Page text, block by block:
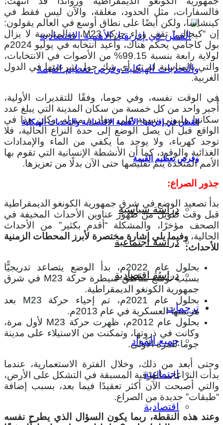
القطن في إفريقيا: الأهمية الاقتصادية والتحديات الهيكلية
وفرص تعظيم القيمة
دراسة سياسية
دراسة اجتماعية
دراسة اقتصادية
ترجمات
جميع المواد
اجتماعية
اقتصادية
فالسفارات، مثل الحدود، مغلقة، والآن ليس فقط في
كينشاسا، ولكن أيضًا على نطاق أوسع في العالم يقولون:
إن “كيجالي” تقف وراء حركة M23، وبالمناسبة لا يزال
بول كاجامي يحكم هناك، وأُعيد انتخابه في يوليو 2024م
لولاية رابعة بنسبة 99.15% من الأصوات في الانتخابات،
والتي بالمناسبة لم تثر أي شك حول شرعيتها في الدول
الغربية.
في الوقت نفسه، وفي جوما، وفقًا للتقديرات الأولية،
أُجبر واحد من كل خمسة من سكان المدينة التي يبلغ عدد
سكانها مليوني نسمة على مغادرة منزله، وكان هذا في
الواقع قبل أن يصل الوضع إلى حدة النزاع الحالية، فلا
توجد كهرباء، ولا يوجد ما يكفي من الماء والإمدادات
الغذائية والوقود، كما أن الأنشطة الإنسانية التي تقوم بها
الأمم المتحدة يتم تقليصها حتى الآن بدلًا من تعزيزها.
جذور الصراع:
بدأ تصعيد الوضع في شرق جمهورية الكونغو الديمقراطية
قبل وقت طويل من ظهور عناوين الأحداث المخيفة في
الصحف مؤخرًا، والمشكلة “أقدم بكثير” من الأحداث
الحالية، وفيما يلي إشارة مختصرة لأبرز المحطات الزمنية
للأحداث:
بحلول عام 2022م، بدأ الوضع يتصاعد تدريجيًّا
بسبب توسُّع مناطق سيطرة حركة M23 في شرق
جمهورية الكونغو الديمقراطية.
بحلول عام 2021م، تم إحياء حركة M23 بعد
هزيمتها العسكرية في عام 2013م.
بحلول عام 2012م، ظهرت حركة M23 لأول مرة،
وكانت في ذروتها، وتمكنت من الاستيلاء على مدينة
جوما للمرة الأولى.
وحتى أبعد من ذلك، وخلال الفترة الاستعمارية، عندما
بدأت النزاعات العِرْقية المسبقة في التشكل على الأرض،
والتي أصبحت الآن أكثر تعقيدًا فيما بعد، بسبب إضافة
“طبقات” جديدة من الصراع.
وعند هذه النقطة، ربما يكون السؤال الذي يطرح نفسه